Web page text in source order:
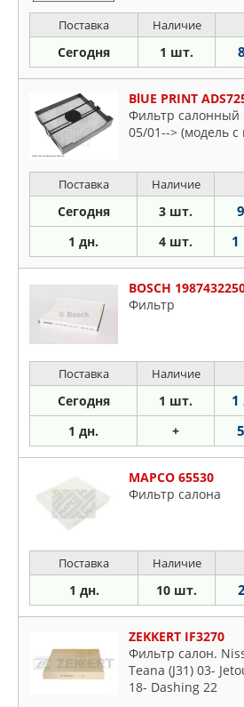
Поставка Наличие
Сегодня 1 шт.
BlUE PRINT
Фильтр салонный
05/01--> (модель
Поставка Наличие
Сегодня 3 шт.
1 дн. 4 шт. 1
BOSCH
Фильтр
Поставка Наличие
Сегодня 1 шт. 1
1 дн. +
MAPCO 65530
Фильтр салона
Поставка Наличие
1 дн. 10 шт.
ZEKKERT IF3270
Фильтр салон.
Teana (J31) 03-
18- Dashing 22